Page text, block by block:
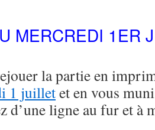
MERCREDI 1ER
la partie en
1 juilletet en vous
d’une ligne au fur et à